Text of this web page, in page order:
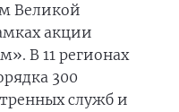
Великой
акции
В 11 регионах
300
служб и